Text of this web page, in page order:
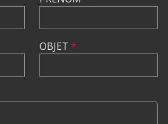
OBJET *